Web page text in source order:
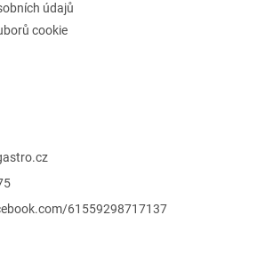
i
údajů
cookie
61559298717137